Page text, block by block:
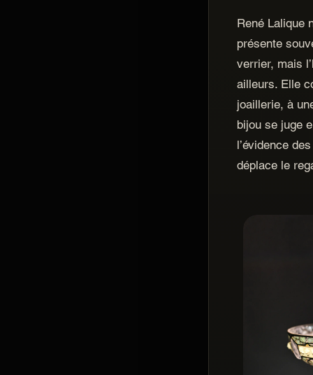
René Lalique
présente
verrier, mais
ailleurs. Elle
joaillerie, à
bijou se juge
l’évidence
déplace le